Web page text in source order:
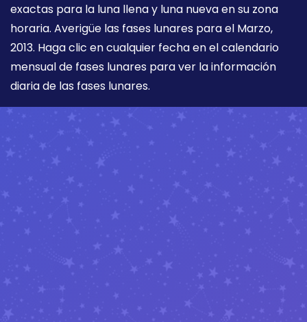
exactas para la luna llena y luna nueva en su zona
horaria. Averigüe las fases lunares para el Marzo,
2013. Haga clic en cualquier fecha en el calendario
mensual de fases lunares para ver la información
diaria de las fases lunares.